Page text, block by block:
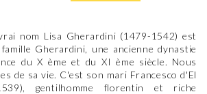
nom Lisa Gherardini (1479-1542) est
Gherardini, une ancienne dynastie
du X ème et du XI ème siècle. Nous
de sa vie. C'est son mari Francesco d'El
gentilhomme florentin et riche